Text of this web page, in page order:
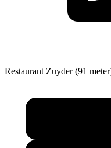
Restaurant Zuyder (91